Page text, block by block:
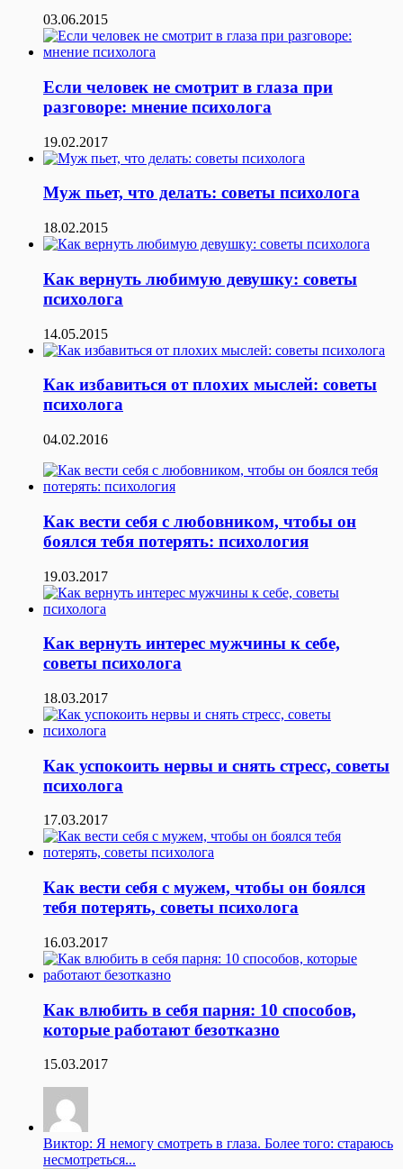
03.06.2015
Если человек не смотрит в глаза при
разговоре: мнение психолога
19.02.2017
Муж пьет, что делать: советы психолога
18.02.2015
Как вернуть любимую девушку: советы
психолога
14.05.2015
Как избавиться от плохих мыслей: советы
психолога
04.02.2016
Как вести себя с любовником, чтобы он
боялся тебя потерять: психология
19.03.2017
Как вернуть интерес мужчины к себе,
советы психолога
18.03.2017
Как успокоить нервы и снять стресс, советы
психолога
17.03.2017
Как вести себя с мужем, чтобы он боялся
тебя потерять, советы психолога
16.03.2017
Как влюбить в себя парня: 10 способов,
которые работают безотказно
15.03.2017
Виктор: Я немогу смотреть в глаза. Более того: стараюсь
несмотреться...